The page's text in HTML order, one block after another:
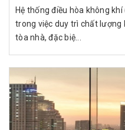
Hệ thống điều hòa không
trong việc duy trì chất lượng
tòa nhà, đặc biệ...